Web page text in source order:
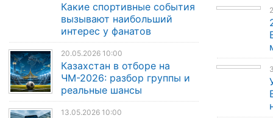
Какие спортивные события
вызывают наибольший
интерес у фанатов
20.05.2026 10:00
Казахстан в отборе на
ЧМ-2026: разбор группы и
реальные шансы
13.05.2026 10:00